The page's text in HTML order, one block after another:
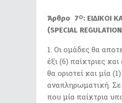
Άρθρο 7Ο: ΕΙΔΙΚΟΙ
(SPECIAL
Οι ομάδες θα
έξι (6) παίκτριες
θα οριστεί και μία (1)
αναπληρωματική.
που μία παίκτρια